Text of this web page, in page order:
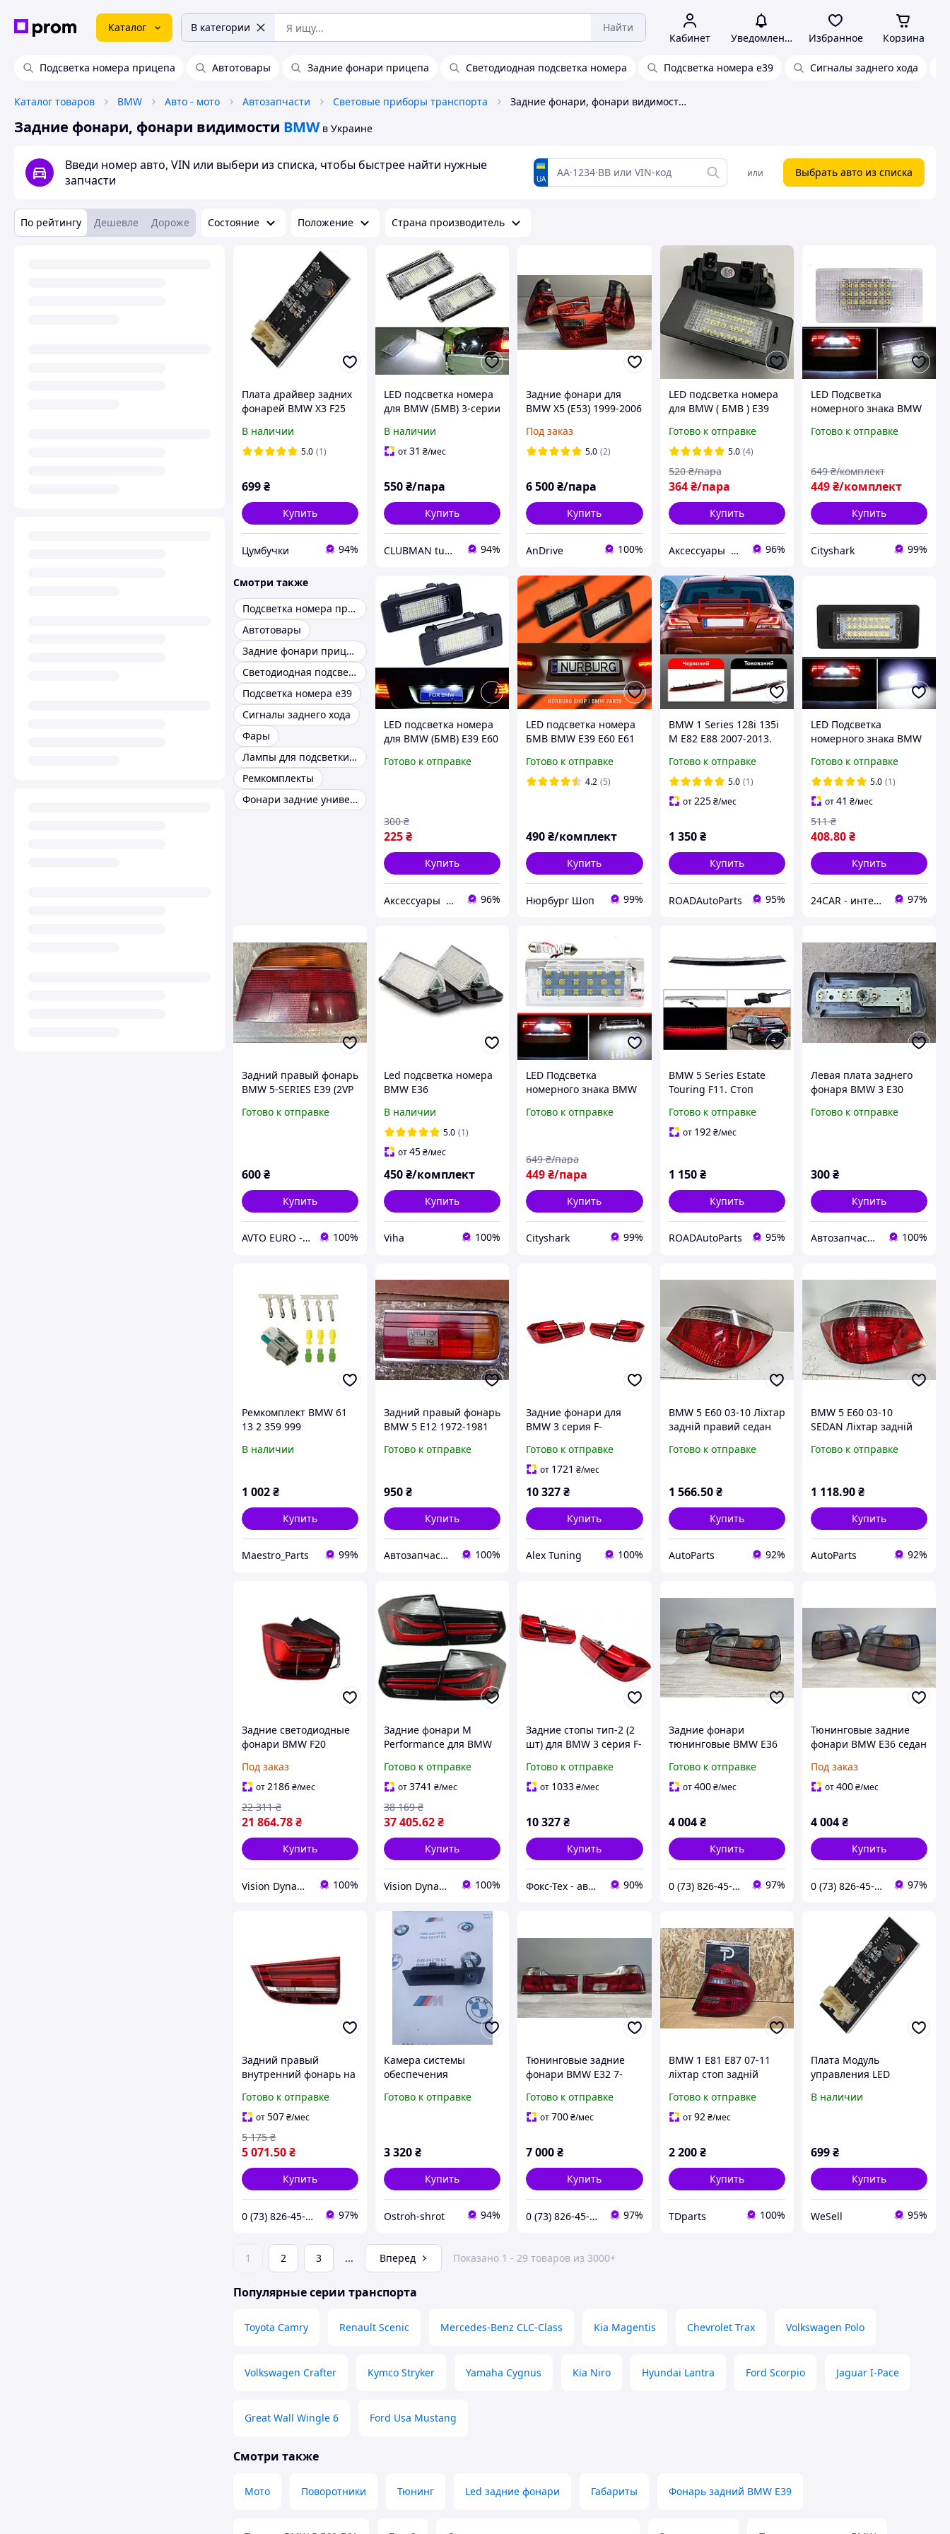
Каталог В категории Найти
Кабинет Уведомления Избранное Корзина
Подсветка номера прицепа Автотовары Задние фонари прицепа Светодиодная подсветка номера Подсветка номера е39 Сигналы заднего хода
Каталог товаров BMW Авто - мото Автозапчасти Световые приборы транспорта Задние фонари, фонари видимости BMW
Задние фонари, фонари видимости BMW в Украине
Введи номер авто, VIN или выбери из списка, чтобы быстрее найти нужные
запчасти
UA или Выбрать авто из списка
По рейтингу Дешевле Дороже Состояние Положение Страна производитель
Плата драйвер задних
фонарей BMW X3 F25
В наличии
5.0 (1)
699₴
Купить
Цумбучки 94%
LED подсветка номера
для BMW (БМВ) 3-серии
1997-2006
В наличии
от31 ₴/мес
550₴/пара
Купить
CLUBMAN tuning and auto accessories 94%
Задние фонари для
BMW X5 (E53) 1999-2006
ПАРУ)
Под заказ
5.0 (2)
6 500₴/пара
Купить
AnDrive 100%
LED подсветка номера
для BMW ( БМВ ) Е39
штуки
Готово к отправке
5.0 (4)
364 ₴/пара
520 ₴/пара
Купить
Аксессуары для авто .Колпачки , наклейки , заглушки , эмблемы ,знаки для всех марок авто ! 96%
LED Подсветка
номерного знака BMW
F20 F30. Штатная
Готово к отправке
449₴/комплект
649 ₴/комплект
Купить
Сityshark 99%
Смотри также
Подсветка номера прицепа
Автотовары
Задние фонари прицепа
Светодиодная подсветка номера
Подсветка номера е39
Сигналы заднего хода
Фары
Лампы для подсветки номеров
Ремкомплекты
Фонари задние универсальные
LED подсветка номера
для BMW (БМВ) Е39 Е60
Готово к отправке
225₴
300 ₴
Купить
Аксессуары для авто .Колпачки , наклейки , заглушки , эмблемы ,знаки для всех марок авто ! 96%
LED подсветка номера
БМВ BMW Е39 Е60 Е61
Е92 Е93 F10 F11 F15 F16
F25 F26 F30 F32 F34
Готово к отправке
4.2 (5)
490₴/комплект
Купить
Нюрбург Шоп 99%
BMW 1 Series 128i 135i
M E82 E88 2007-2013.
багажника
Готово к отправке
5.0 (1)
от225 ₴/мес
1 350 ₴
Купить
ROADAutoParts 95%
LED Подсветка
номерного знака BMW
E 71 E81. Штатная
подсветка номера
Готово к отправке
5.0 (1)
от41 ₴/мес
408.80₴
511 ₴
Купить
24CAR - интернет магазин запчастей и аксессуаров 97%
Задний правый фонарь
BMW 5-SERIES E39 (2VP
Готово к отправке
600₴
Купить
AVTO EURO - запчастини та автомобільні товари 100%
Led подсветка номера
BMW E36
В наличии
5.0 (1)
от45₴/мес
450₴/комплект
Купить
Viha 100%
LED Подсветка
номерного знака BMW
Штатная подсветка
Готово к отправке
449₴/пара
649 ₴/пара
Купить
Сityshark 99%
BMW 5 Series Estate
Touring F11. Стоп
багажника BMW 5
Series Estate Touring
Готово к отправке
от 192 ₴/мес
1 150 ₴
Купить
ROADAutoParts 95%
Левая плата заднего
фонаря BMW 3 E30
185043
Готово к отправке
300₴
Купить
Автозапчастини м. Суми 100%
Ремкомплект BMW 61
13 2 359 999
В наличии
1 002₴
Купить
Maestro_Parts 99%
Задний правый фонарь
BMW 5 E12 1972-1981
1361512
Готово к отправке
950₴
Купить
Автозапчастини м. Суми 100%
Задние фонари для
BMW 3 серия F-
(dd81464)
Готово к отправке
от 1721 ₴/мес
10 327₴
Купить
Alex Tuning 100%
BMW 5 E60 03-10 Ліхтар
задній правий седан
Готово к отправке
1 566.50 ₴
Купить
AutoParts 92%
BMW 5 E60 03-10
SEDAN Ліхтар задній
Готово к отправке
1 118.90₴
Купить
AutoParts 92%
Задние светодиодные
фонари BMW F20
63217241542 (LED,
оригинал)
Под заказ
от2186₴/мес
21 864.78₴
22 311 ₴
Купить
Vision Dynamics 100%
Задние фонари M
Performance для BMW
Готово к отправке
от3741 ₴/мес
37 405.62₴
38 169 ₴
Купить
Vision Dynamics 100%
Задние стопы тип-2 (2
шт) для BMW 3 серия F-
Готово к отправке
от 1033₴/мес
10 327₴
Купить
Фокс-Тех - автотюнинг 90%
Задние фонари
тюнинговые BMW E36
Готово к отправке
от400 ₴/мес
4 004 ₴
Купить
0 (73) 826-45-66 97%
Тюнинговые задние
фонари BMW E36 седан
Под заказ
от400₴/мес
4 004₴
Купить
0 (73) 826-45-66 97%
Задний правый
внутренний фонарь на
год
Готово к отправке
от507₴/мес
5 071.50₴
5 175 ₴
Купить
0 (73) 826-45-66 97%
Камера системы
обеспечения
11-17 66539240351
Готово к отправке
3 320₴
Купить
Ostroh-shrot 94%
Тюнинговые задние
фонари BMW E32 7-
Готово к отправке
от700₴/мес
7 000₴
Купить
0 (73) 826-45-66 97%
BMW 1 E81 E87 07-11
ліхтар стоп задній
Готово к отправке
от92 ₴/мес
2 200 ₴
Купить
TDparts 100%
Плата Модуль
управления LED
BMW X3 F25 (2010 2017)
В наличии
699₴
Купить
WeSell 95%
1 2 3 ... Вперед Показано 1 - 29 товаров из 3000+
Популярные серии транспорта
Toyota Camry Renault Scenic Mercedes-Benz CLC-Class Kia Magentis Chevrolet Trax Volkswagen Polo
Volkswagen Crafter Kymco Stryker Yamaha Cygnus Kia Niro Hyundai Lantra Ford Scorpio Jaguar I-Pace
Great Wall Wingle 6 Ford Usa Mustang
Смотри также
Мото Поворотники Тюнинг Led задние фонари Габариты Фонарь задний BMW E39